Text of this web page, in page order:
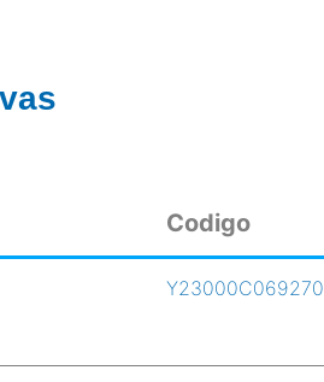
Codigo
Y23000C069270